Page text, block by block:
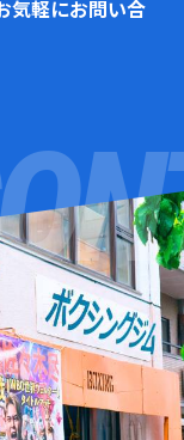
気軽にお問い合